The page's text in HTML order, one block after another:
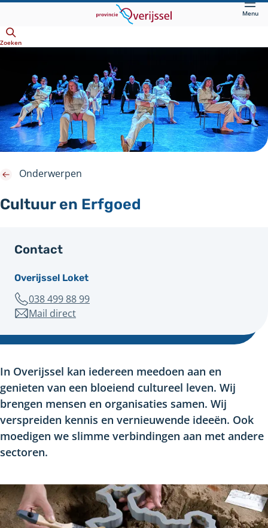
hoofdinhoud
Menu
Zoeken
Cultuur en Erfgoed
Onderwerpen
Contact
Overijssel Loket
Telefoonnummer
038 499 88 99
Mail direct
In Overijssel kan iedereen meedoen aan en
genieten van een bloeiend cultureel leven. Wij
brengen mensen en organisaties samen. Wij
verspreiden kennis en vernieuwende ideeën. Ook
moedigen we slimme verbindingen aan met andere
sectoren.